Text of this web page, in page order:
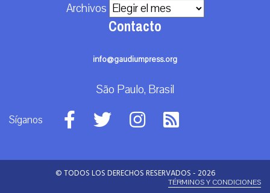
Archivos
Contacto
info@gaudiumpress.org
São Paulo, Brasil
Síganos
© TODOS LOS DERECHOS RESERVADOS - 2026
TÉRMINOS Y CONDICIONES